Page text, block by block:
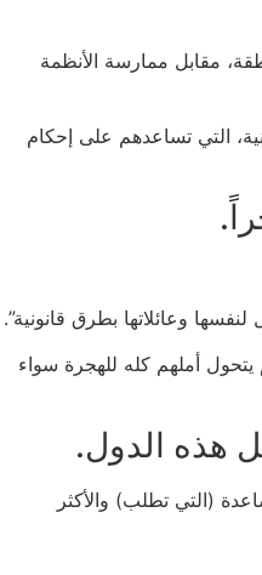
مقابل ممارسة الأنظمة
التي تساعدهم على إحكام
وعائلاتها بطرق قانونية”.
يتحول أملهم كله للهجرة سواء
هذه الدول.
(التي تطلب) والأكثر